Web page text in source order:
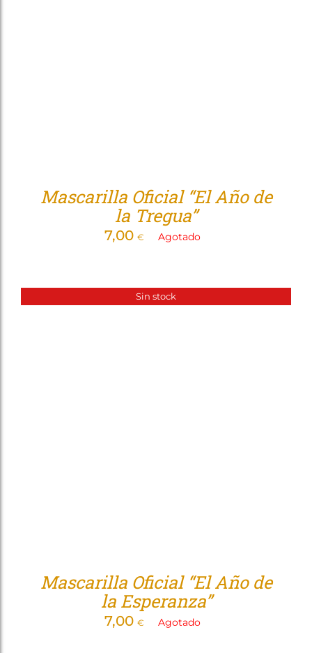
Mascarilla Oficial “El Año de
la Tregua”
7,00 € Agotado
Sin stock
Mascarilla Oficial “El Año de
la Esperanza”
7,00 € Agotado